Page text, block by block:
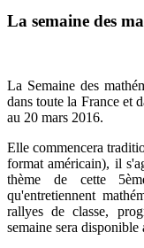
La semaine des
La Semaine des
dans toute la France et
au 20 mars 2016.
Elle commencera
format américain), il
thème de cette
qu'entretiennent
rallyes de classe,
semaine sera